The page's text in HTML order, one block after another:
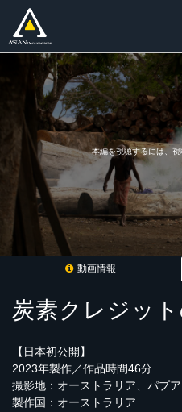
本編を視聴するには、
動画情報
炭素クレジッ
【日本初公開】
2023年製作／作品時間46分
撮影地：オーストラリア、パプ
製作国：オーストラリア